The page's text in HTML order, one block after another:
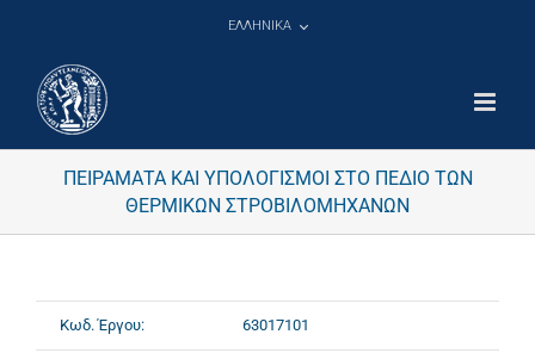
ΕΛΛΗΝΙΚΑ
ΠΕΙΡΑΜΑΤΑ ΚΑΙ ΥΠΟΛΟΓΙΣΜΟΙ ΣΤΟ ΠΕΔΙΟ ΤΩΝ
ΘΕΡΜΙΚΩΝ ΣΤΡΟΒΙΛΟΜΗΧΑΝΩΝ
Κωδ. Έργου: 63017101